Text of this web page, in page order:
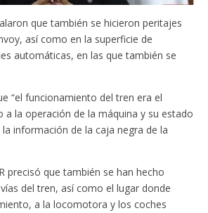
que también se hicieron peritajes
así como en la superficie de
automáticas, en las que también se
“el funcionamiento del tren era el
a la operación de la máquina y su estado
información de la caja negra de la
precisó que también se han hecho
del tren, así como el lugar donde
a la locomotora y los coches